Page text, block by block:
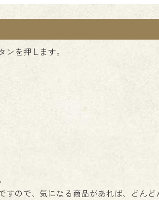
を押します。
ので、気になる商品があれば、どんど